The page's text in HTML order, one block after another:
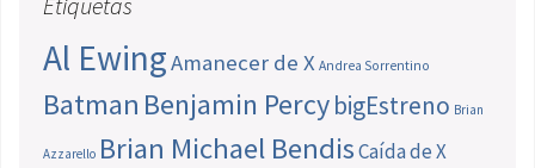
Al EwingAmanecer de X Andrea Sorrentino
Batman Benjamin PercybigEstreno Brian
Azzarello Brian Michael BendisCaída de X